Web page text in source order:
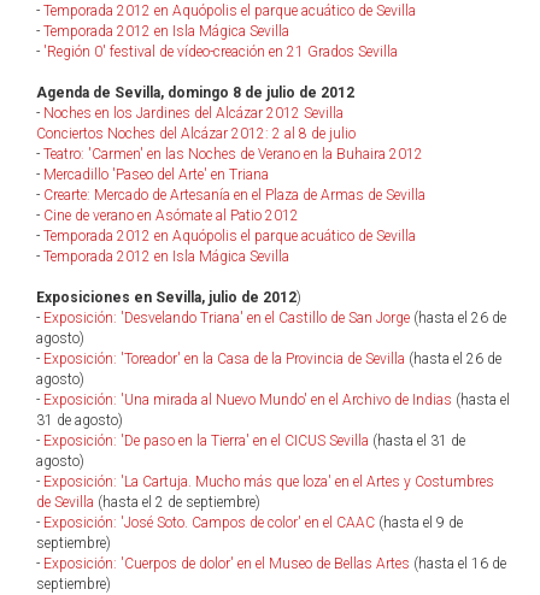
- Temporada 2012 en Aquópolis el parque acuático de Sevilla
- Temporada 2012 en Isla Mágica Sevilla
- 'Región 0' festival de vídeo-creación en 21 Grados Sevilla
Agenda de Sevilla, domingo 8 de julio de 2012
- Noches en los Jardines del Alcázar 2012 Sevilla
Conciertos Noches del Alcázar 2012: 2 al 8 de julio
- Teatro: 'Carmen' en las Noches de Verano en la Buhaira 2012
- Mercadillo 'Paseo del Arte' en Triana
- Crearte: Mercado de Artesanía en el Plaza de Armas de Sevilla
- Cine de verano en Asómate al Patio 2012
- Temporada 2012 en Aquópolis el parque acuático de Sevilla
- Temporada 2012 en Isla Mágica Sevilla
Exposiciones en Sevilla, julio de 2012)
- Exposición: 'Desvelando Triana' en el Castillo de San Jorge (hasta el 26 de
agosto)
- Exposición: 'Toreador' en la Casa de la Provincia de Sevilla (hasta el 26 de
agosto)
- Exposición: 'Una mirada al Nuevo Mundo' en el Archivo de Indias (hasta el
31 de agosto)
- Exposición: 'De paso en la Tierra' en el CICUS Sevilla (hasta el 31 de
agosto)
- Exposición: 'La Cartuja. Mucho más que loza' en el Artes y Costumbres
de Sevilla (hasta el 2 de septiembre)
- Exposición: 'José Soto. Campos de color' en el CAAC (hasta el 9 de
septiembre)
- Exposición: 'Cuerpos de dolor' en el Museo de Bellas Artes (hasta el 16 de
septiembre)